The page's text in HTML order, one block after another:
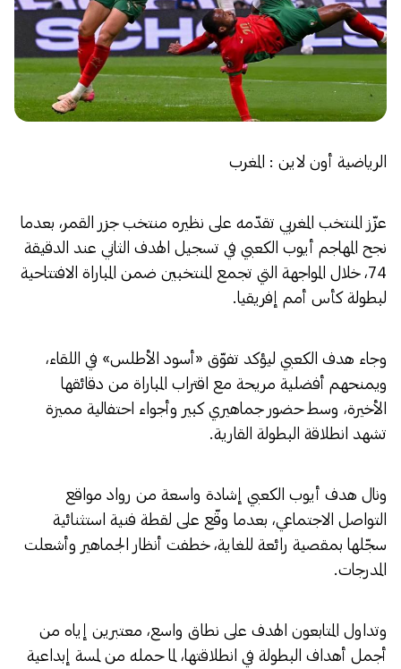
الرياضية أون لاين : المغرب
عزّز المنتخب المغربي تقدّمه على نظيره منتخب جزر القمر، بعدما
نجح المهاجم أيوب الكعبي في تسجيل الهدف الثاني عند الدقيقة
74، خلال المواجهة التي تجمع المنتخبين ضمن المباراة الافتتاحية
لبطولة كأس أمم إفريقيا.
وجاء هدف الكعبي ليؤكد تفوّق «أسود الأطلس» في اللقاء،
ويمنحهم أفضلية مريحة مع اقتراب المباراة من دقائقها
الأخيرة، وسط حضور جماهيري كبير وأجواء احتفالية مميزة
تشهد انطلاقة البطولة القارية.
ونال هدف أيوب الكعبي إشادة واسعة من رواد مواقع
التواصل الاجتماعي، بعدما وقّع على لقطة فنية استثنائية
سجّلها بمقصية رائعة للغاية، خطفت أنظار الجماهير وأشعلت
المدرجات.
وتداول المتابعون الهدف على نطاق واسع، معتبرين إياه من
أجمل أهداف البطولة في انطلاقتها، لما حمله من لمسة إبداعية